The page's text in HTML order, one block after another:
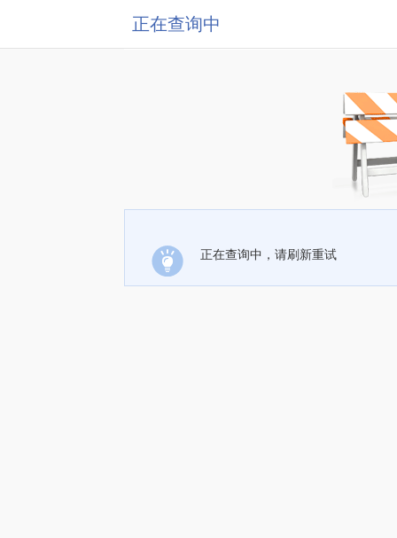
正在查询中
正在查询中，请刷新重试